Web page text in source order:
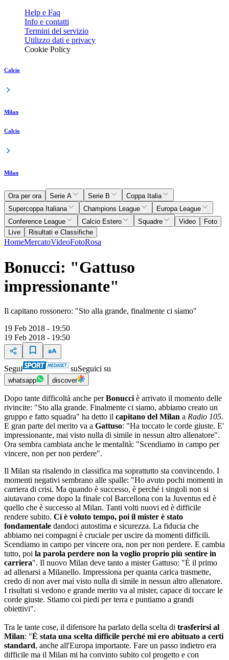
Help e Faq
Info e contatti
Termini del servizio
Utilizzo dati e privacy
Cookie Policy
Calcio
Milan
Calcio
Milan
Ora per ora Serie A Serie B
Coppa Italia
Supercoppa Italiana
Champions League
Europa League
Conference League
Calcio Estero Squadre Video
Foto
Live
Risultati e Classifiche
HomeMercatoVideoFotoRosa
Bonucci: "Gattuso
impressionante"
Il capitano rossonero: "Sto alla grande, finalmente ci siamo"
19 Feb 2018 - 19:50
19 Feb 2018 - 19:50
Segui suSeguici su
whatsapp discover
Dopo tante difficoltà anche perBonucci è arrivato il momento delle
rivincite: "Sto alla grande. Finalmente ci siamo, abbiamo creato un
gruppo e fatto squadra" ha detto il capitano del Milan a Radio 105.
E gran parte del merito va a Gattuso: "Ha toccato le corde giuste. E'
impressionante, mai visto nulla di simile in nessun altro allenatore".
Ora sembra cambiata anche le mentalità: "Scendiamo in campo per
vincere, non per non perdere".
Il Milan sta risalendo in classifica ma soprattutto sta convincendo. I
momenti negativi sembrano alle spalle: "Ho avuto pochi momenti in
carriera di crisi. Ma quando è successo, è perché i singoli non si
aiutavano come dopo la finale col Barcellona con la Juventus ed è
quello che è successo al Milan. Tanti volti nuovi ed è difficile
rendere subito. Ci è voluto tempo, poi il mister è stato
fondamentale dandoci autostima e sicurezza. La fiducia che
abbiamo nei compagni è cruciale per uscire da momenti difficili.
Scendiamo in campo per vincere ora, non per non perdere. E cambia
tutto, poi la parola perdere non la voglio proprio più sentire in
carriera". Il nuovo Milan deve tanto a mister Gattuso: "È il primo
ad allenarsi a Milanello. Impressiona per quanta carica trasmette,
credo di non aver mai visto nulla di simile in nessun altro allenatore.
I risultati si vedono e grande merito va al mister, capace di toccare le
corde giuste. Stiamo coi piedi per terra e puntiamo a grandi
obiettivi".
Tra le tante cose, il difensore ha parlato della scelta di trasferirsi al
Milan: "È stata una scelta difficile perché mi ero abituato a certi
standard, anche all'Europa importante. Fare un passo indietro era
difficile ma il Milan mi ha convinto subito col progetto e con